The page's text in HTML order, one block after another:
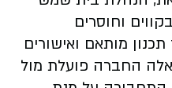
וחוסרים
מותאם ואישורים
החברה פועלת מול